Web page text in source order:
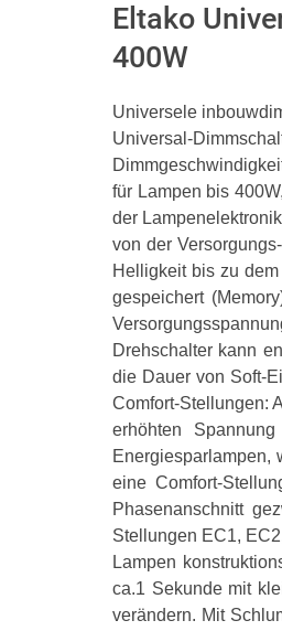
Eltako
400W
Universele
Universal-
für Lampen bis
der
von der
Helligkeit bis zu
gespeichert
Drehschalter kann
die Dauer von Soft-
Comfort-Stellungen:
erhöhten
eine Comfort-
Phasenanschnitt
Stellungen EC1,
Lampen
ca.1 Sekunde mit
verändern. Mit